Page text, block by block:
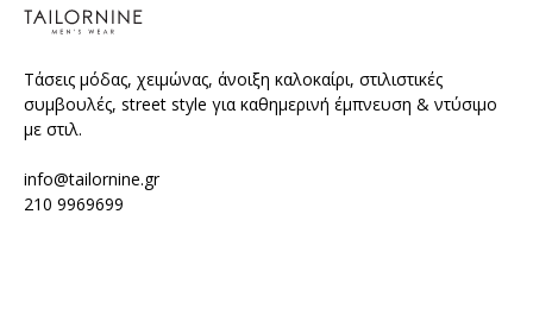
Τάσεις μόδας, χειμώνας, άνοιξη καλοκαίρι, στιλιστικές
συμβουλές, street style για καθημερινή έμπνευση & ντύσιμο
με στιλ.
info@tailornine.gr
210 9969699